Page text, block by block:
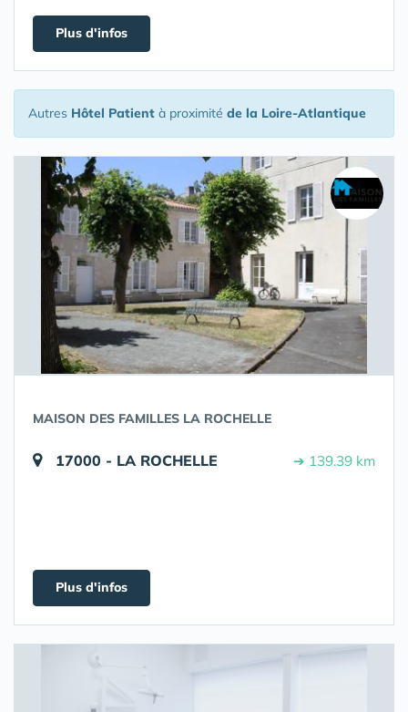
Plus d'infos
Autres Hôtel Patient à proximité de la Loire-Atlantique
MAISON DES FAMILLES LA ROCHELLE
17000 - LA ROCHELLE ➔ 139.39 km
Plus d'infos